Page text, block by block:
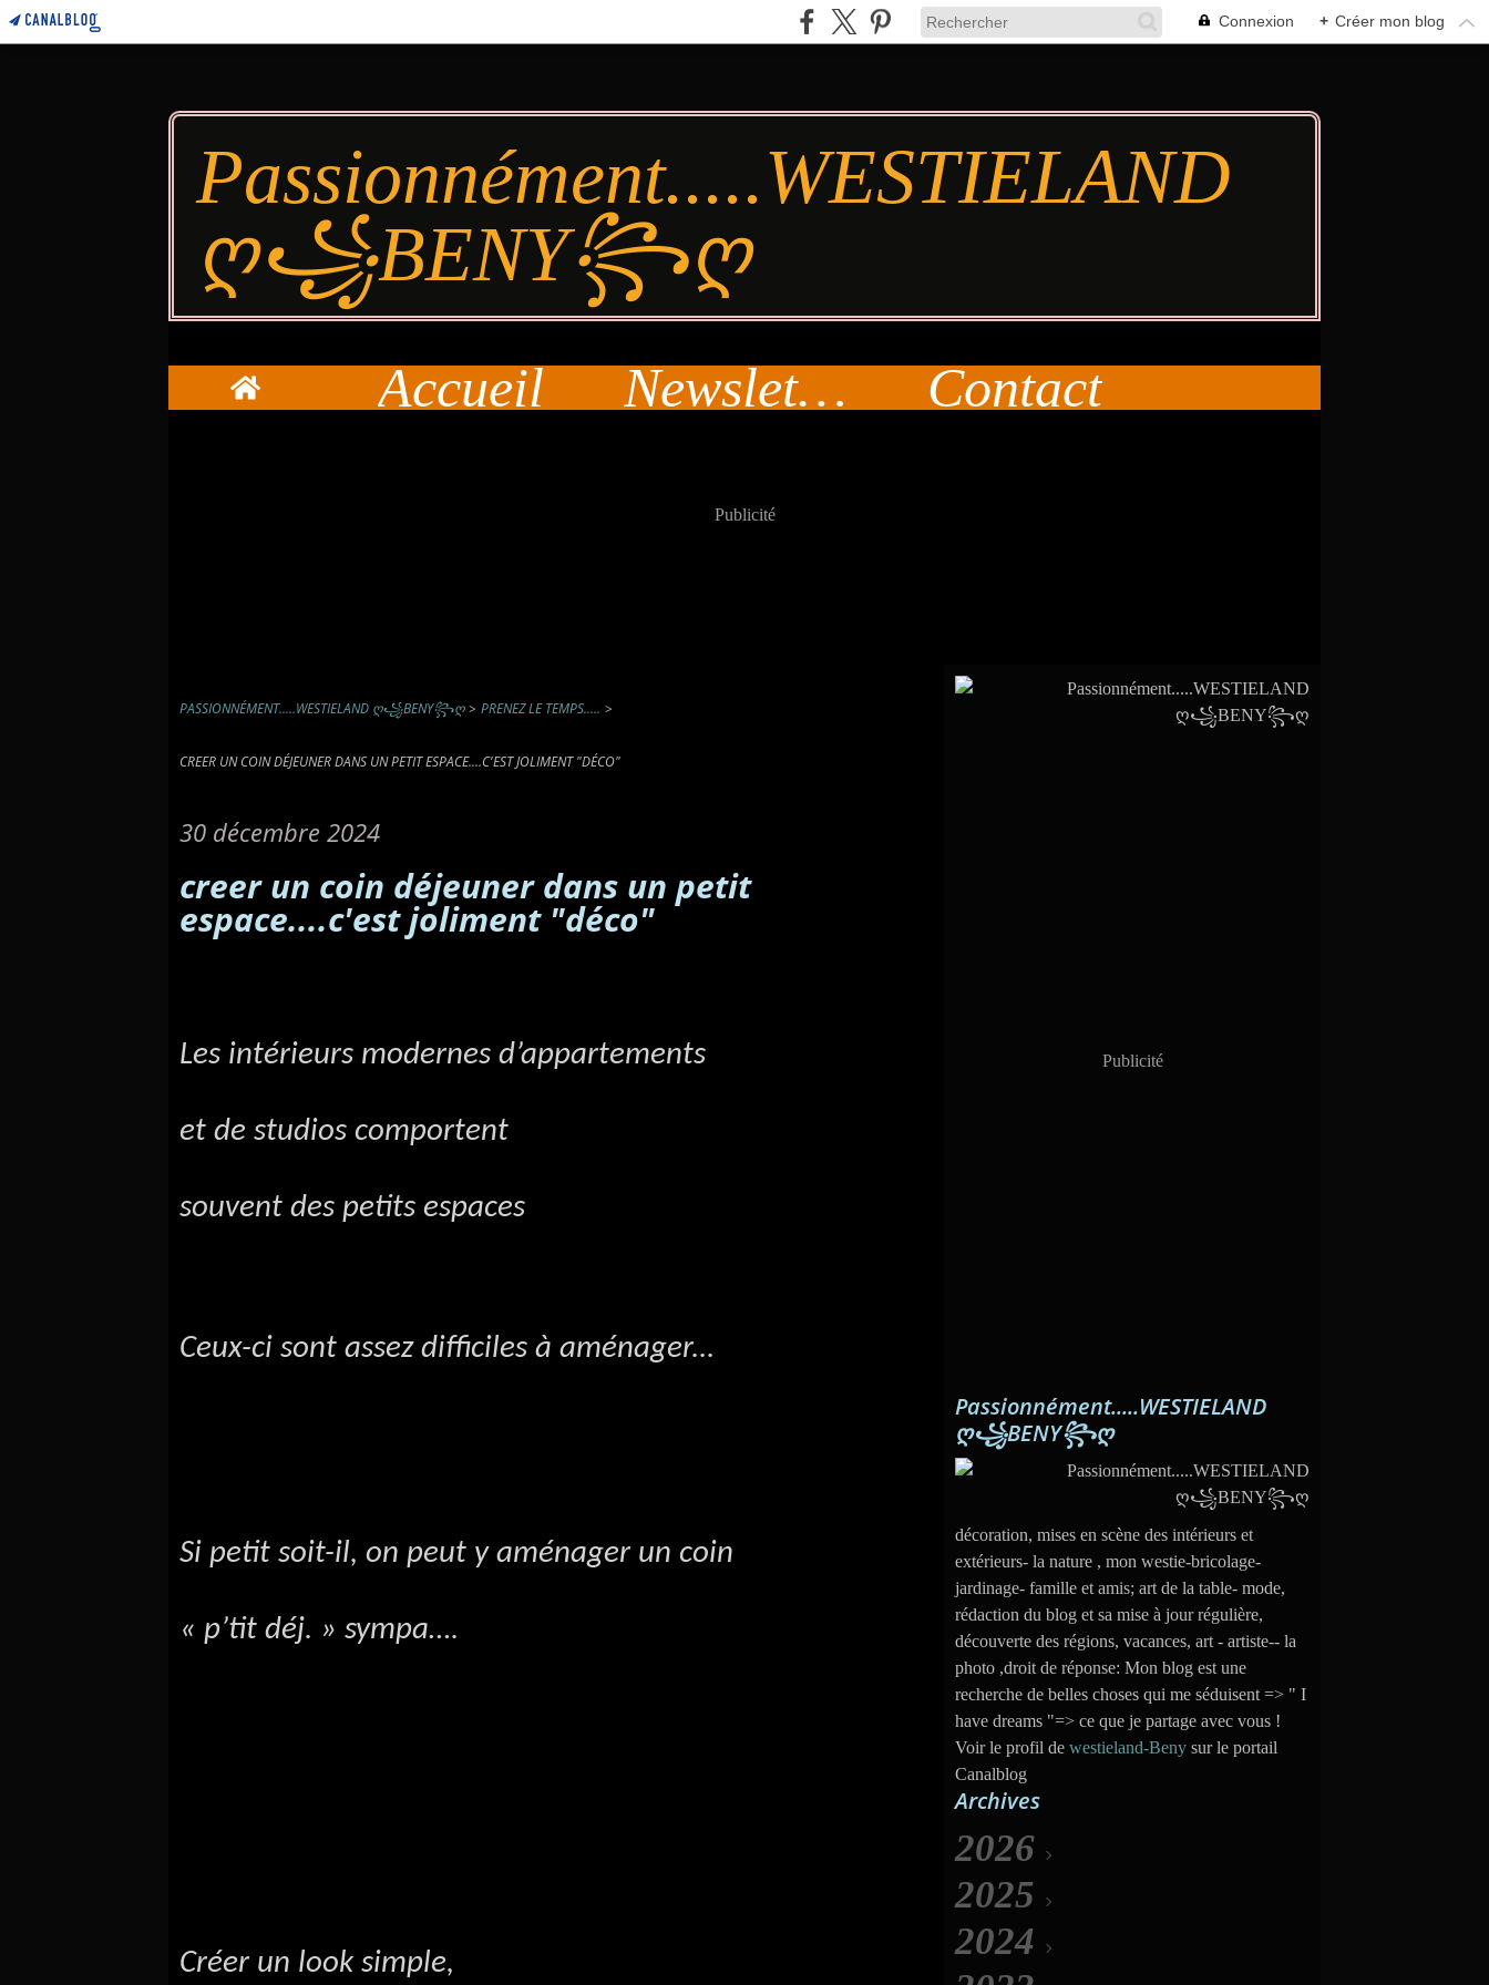
Connexion + Créer mon blog
Passionnément.....WESTIELAND
ღ꧁BENY꧂ღ
Home Accueil Newsletter Contact
Publicité
PASSIONNÉMENT.....WESTIELAND Ღ꧁BENY꧂Ღ > PRENEZ LE TEMPS..... >
CREER UN COIN DÉJEUNER DANS UN PETIT ESPACE....C'EST JOLIMENT "DÉCO"
30 décembre 2024
creer un coin déjeuner dans un petit
espace....c'est joliment "déco"
Les intérieurs modernes d’appartements
et de studios comportent
souvent des petits espaces
Ceux-ci sont assez difficiles à aménager...
Si petit soit-il, on peut y aménager un coin
« p’tit déj. » sympa….
Créer un look simple,
Publicité
Passionnément.....WESTIELAND
ღ꧁BENY꧂ღ
décoration, mises en scène des intérieurs et
extérieurs- la nature , mon westie-bricolage-
jardinage- famille et amis; art de la table- mode,
rédaction du blog et sa mise à jour régulière,
découverte des régions, vacances, art - artiste-- la
photo ,droit de réponse: Mon blog est une
recherche de belles choses qui me séduisent => " I
have dreams "=> ce que je partage avec vous !
Voir le profil de westieland-Beny sur le portail
Canalblog
Archives
2026
Août
Juillet
2025
Décembre
2024